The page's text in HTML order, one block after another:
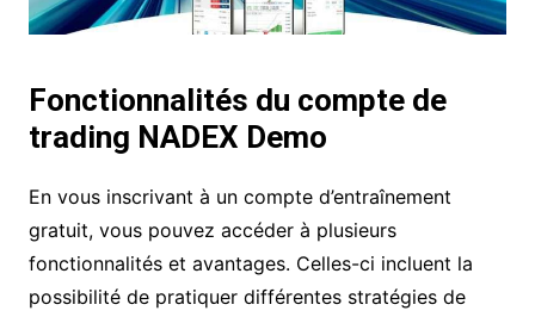
Fonctionnalités du compte de
trading NADEX Demo
En vous inscrivant à un compte d’entraînement
gratuit, vous pouvez accéder à plusieurs
fonctionnalités et avantages. Celles-ci incluent la
possibilité de pratiquer différentes stratégies de